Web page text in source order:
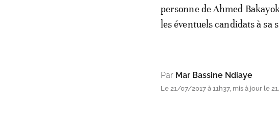
personne de Ahmed
les éventuels candidats à sa
Par Mar Bassine Ndiaye
Le 21/07/2017 à 11h37, mis à jour le